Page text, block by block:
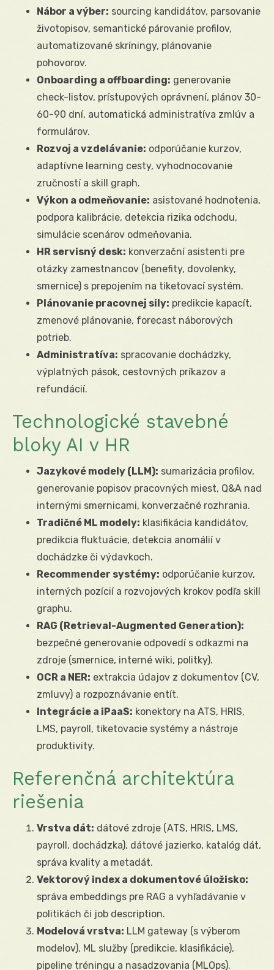
Nábor a výber: sourcing kandidátov, parsovanie
životopisov, semantické párovanie profilov,
automatizované skríningy, plánovanie
pohovorov.
Onboarding a offboarding: generovanie
check-listov, prístupových oprávnení, plánov 30-
60-90 dní, automatická administratíva zmlúv a
formulárov.
Rozvoj a vzdelávanie: odporúčanie kurzov,
adaptívne learning cesty, vyhodnocovanie
zručností a skill graph.
Výkon a odmeňovanie: asistované hodnotenia,
podpora kalibrácie, detekcia rizika odchodu,
simulácie scenárov odmeňovania.
HR servisný desk: konverzační asistenti pre
otázky zamestnancov (benefity, dovolenky,
smernice) s prepojením na tiketovací systém.
Plánovanie pracovnej sily: predikcie kapacít,
zmenové plánovanie, forecast náborových
potrieb.
Administratíva: spracovanie dochádzky,
výplatných pások, cestovných príkazov a
refundácií.
Technologické stavebné
bloky AI v HR
Jazykové modely (LLM): sumarizácia profilov,
generovanie popisov pracovných miest, Q&A nad
internými smernicami, konverzačné rozhrania.
Tradičné ML modely: klasifikácia kandidátov,
predikcia fluktuácie, detekcia anomálií v
dochádzke či výdavkoch.
Recommender systémy: odporúčanie kurzov,
interných pozícií a rozvojových krokov podľa skill
graphu.
RAG (Retrieval-Augmented Generation):
bezpečné generovanie odpovedí s odkazmi na
zdroje (smernice, interné wiki, politky).
OCR a NER: extrakcia údajov z dokumentov (CV,
zmluvy) a rozpoznávanie entít.
Integrácie a iPaaS: konektory na ATS, HRIS,
LMS, payroll, tiketovacie systémy a nástroje
produktivity.
Referenčná architektúra
riešenia
Vrstva dát: dátové zdroje (ATS, HRIS, LMS,
payroll, dochádzka), dátové jazierko, katalóg dát,
správa kvality a metadát.
Vektorový index a dokumentové úložisko:
správa embeddings pre RAG a vyhľadávanie v
politikách či job description.
Modelová vrstva: LLM gateway (s výberom
modelov), ML služby (predikcie, klasifikácie),
pipeline tréningu a nasadzovania (MLOps).